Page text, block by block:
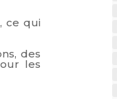
ce qui
des
les